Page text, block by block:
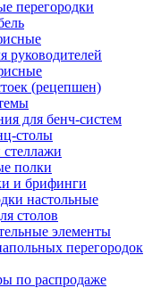
перегородки
руководителей
(рецепшен)
для бенч-систем
столы
полки
и брифинги
настольные
столов
элементы
перегородок
по распродаже